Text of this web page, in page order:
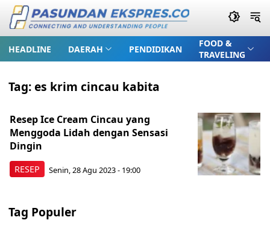
HEADLINE DAERAH PENDIDIKAN
FOOD &
TRAVELING
Tag:es krim cincau kabita
RESEP
Resep Ice Cream Cincau yang
Menggoda Lidah dengan Sensasi
Dingin
Senin, 28 Agu 2023 - 19:00
Tag Populer